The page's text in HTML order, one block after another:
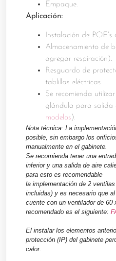
Empaque.
Aplicación:
Instalación de
Almacenamiento de
agregar respiración).
Resguardo de
tablillas eléctricas.
Se recomienda
glándula para salida
modelos ).
Nota técnica: La
posible, sin embargo los
manualmente en el gabinete.
Se recomienda tener una
inferior y una salida de aire
para esto es recomendable
la implementación de 2
incluidas) y es necesario que
cuente con un ventilador de 60
recomendado es el siguiente:
El instalar los elementos
protección (IP) del gabinete
calor.